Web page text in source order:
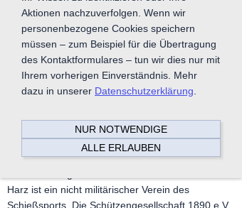
Navigation einblenden
Unser Verein
Die Schützengesellschaft 1890 e. V. zu Thale
Rübchen“ auf der Grundlage der
Gründungssatzung vom 10. Juni 1890 neu
Harz ist ein nicht militärischer Verein des
Schießsports. Die Schützengesellschaft 1890 e.V.
Aktionen nachzuverfolgen. Wenn wir
personenbezogene Cookies speichern
müssen – zum Beispiel für die Übertragung
des Kontaktformulares – tun wir dies nur mit
Ihrem vorherigen Einverständnis. Mehr
dazu in unserer Datenschutzerklärung
NUR NOTWENDIGE
ALLE ERLAUBEN